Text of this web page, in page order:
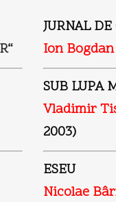
JURNAL
Ion
SUB LUPA
Vladimir
2003)
ESEU
Nicolae